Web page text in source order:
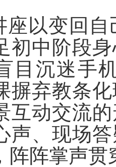
座以变回
初中阶段
目沉迷手
摒弃教条
互动交流
声、现场
阵阵掌声贯